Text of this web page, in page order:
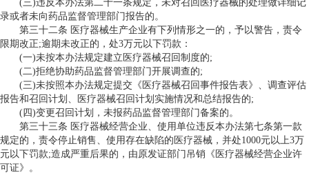
(三)违反本办法第二十一条规定，未对召回医疗器械的处理做详细记
录或者未向药品监督管理部门报告的。
第三十二条 医疗器械生产企业有下列情形之一的，予以警告，责令
限期改正;逾期未改正的，处3万元以下罚款：
(一)未按本办法规定建立医疗器械召回制度的;
(二)拒绝协助药品监督管理部门开展调查的;
(三)未按照本办法规定提交《医疗器械召回事件报告表》、调查评估
报告和召回计划、医疗器械召回计划实施情况和总结报告的;
(四)变更召回计划，未报药品监督管理部门备案的。
第三十三条 医疗器械经营企业、使用单位违反本办法第七条第一款
规定的，责令停止销售、使用存在缺陷的医疗器械，并处1000元以上3万
元以下罚款;造成严重后果的，由原发证部门吊销《医疗器械经营企业许
可证》。